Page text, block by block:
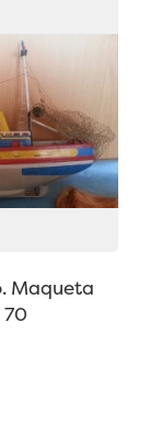
Maqueta
70